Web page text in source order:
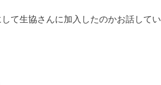
て生協さんに加入したのかお話してい